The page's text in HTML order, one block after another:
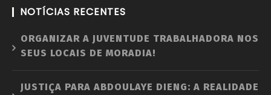
NOTÍCIAS RECENTES
ORGANIZAR A JUVENTUDE TRABALHADORA NOS
SEUS LOCAIS DE MORADIA!
JUSTIÇA PARA ABDOULAYE DIENG: A REALIDADE